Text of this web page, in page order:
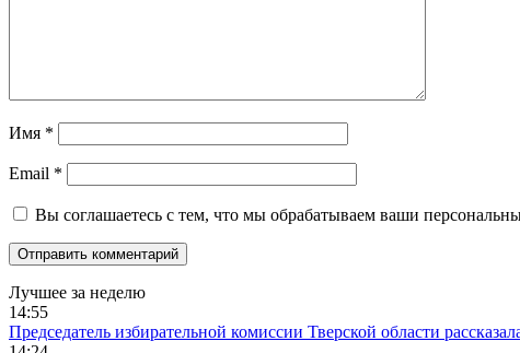
Имя *
Email *
Вы соглашаетесь с тем, что мы обрабатываем ваши
Лучшее за неделю
14:55
Председатель избирательной комиссии Тверской области